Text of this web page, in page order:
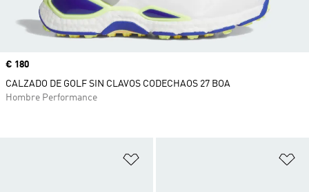
Precio
€ 180
CALZADO DE GOLF SIN CLAVOS CODECHAOS 27 BOA
Hombre Performance